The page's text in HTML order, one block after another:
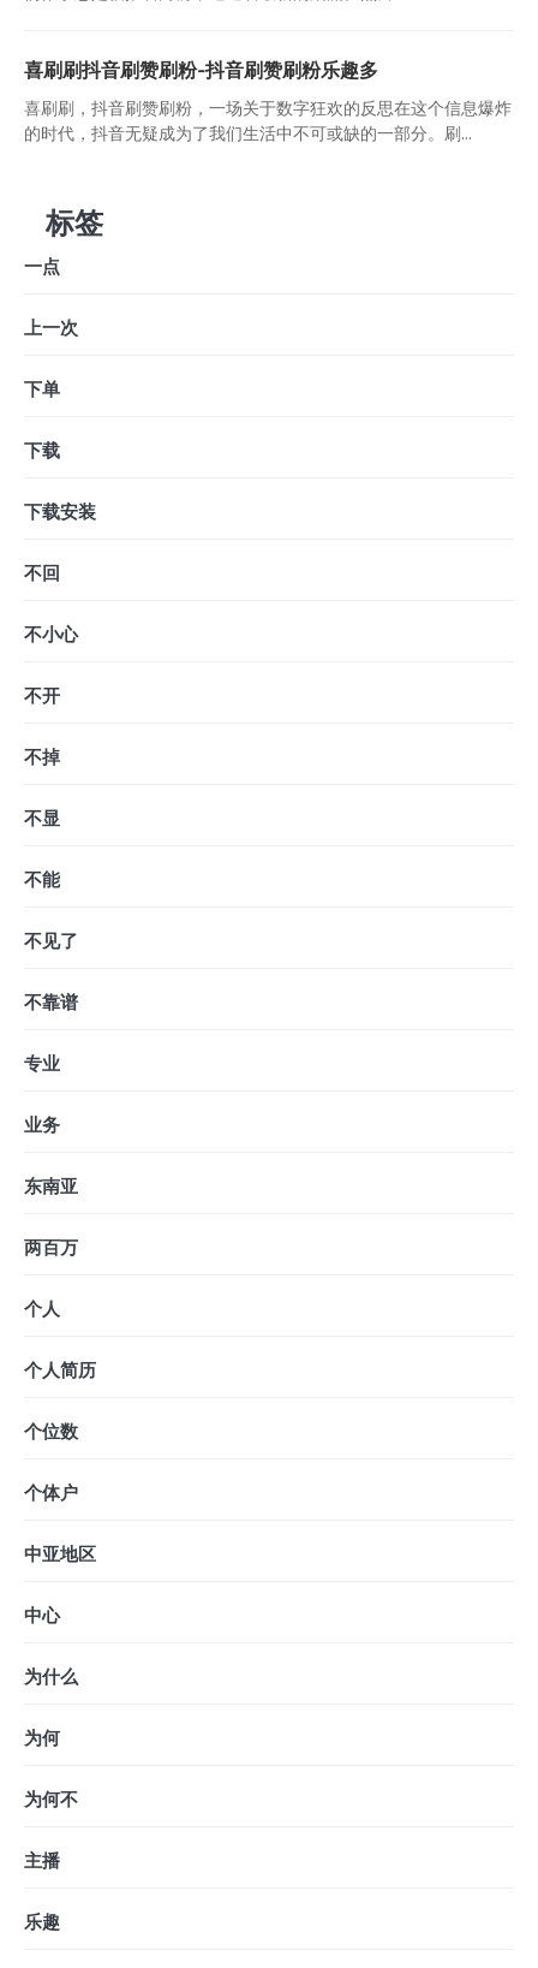
喜刷刷抖音刷赞刷粉-抖音刷赞刷粉乐趣多
喜刷刷，抖音刷赞刷粉，一场关于数字狂欢的反思在这个信息爆炸
的时代，抖音无疑成为了我们生活中不可或缺的一部分。刷...
标签
一点
上一次
下单
下载
下载安装
不回
不小心
不开
不掉
不显
不能
不见了
不靠谱
专业
业务
东南亚
两百万
个人
个人简历
个位数
个体户
中亚地区
中心
为什么
为何
为何不
主播
乐趣